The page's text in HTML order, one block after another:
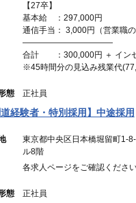
【27卒】
基本給 ：297,000円
通信手当： 3,000円（営業職の
———————————
合計 ：300,000円 ＋ イン
※45時間分の見込み残業代
態 正社員
道経験者・特別採用】中途採用
東京都中央区日本橋堀留町1-
ル8階
各求人ページをご確認ください
態 正社員